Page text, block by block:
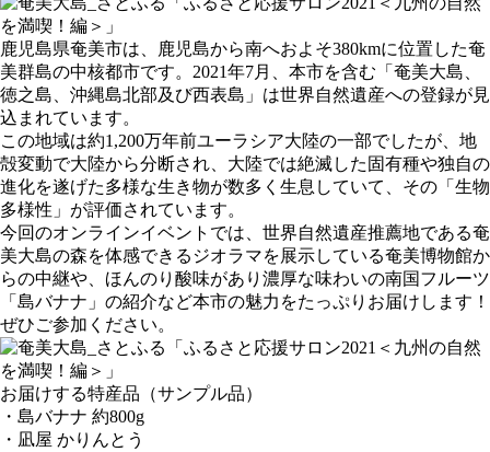
鹿児島県奄美市は、鹿児島から南へおよそ380kmに位置した奄
美群島の中核都市です。2021年7月、本市を含む「奄美大島、
徳之島、沖縄島北部及び西表島」は世界自然遺産への登録が見
込まれています。
この地域は約1,200万年前ユーラシア大陸の一部でしたが、地
殻変動で大陸から分断され、大陸では絶滅した固有種や独自の
進化を遂げた多様な生き物が数多く生息していて、その「生物
多様性」が評価されています。
今回のオンラインイベントでは、世界自然遺産推薦地である奄
美大島の森を体感できるジオラマを展示している奄美博物館か
らの中継や、ほんのり酸味があり濃厚な味わいの南国フルーツ
「島バナナ」の紹介など本市の魅力をたっぷりお届けします！
ぜひご参加ください。
お届けする特産品（サンプル品）
・島バナナ 約800g
・凪屋 かりんとう